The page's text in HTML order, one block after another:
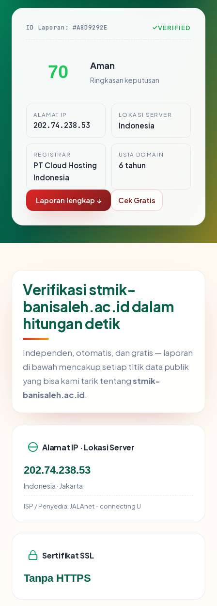
ID Laporan: #A8D9292E VERIFIED
70 Aman
Ringkasan keputusan
ALAMAT IP
202.74.238.53
LOKASI SERVER
Indonesia
REGISTRAR
PT Cloud Hosting
Indonesia
USIA DOMAIN
6 tahun
Laporan lengkap ↓ Cek Gratis
Verifikasi stmik-
banisaleh.ac.id dalam
hitungan detik
Independen, otomatis, dan gratis — laporan
di bawah mencakup setiap titik data publik
yang bisa kami tarik tentangstmik-
banisaleh.ac.id.
Alamat IP · Lokasi Server
202.74.238.53
Indonesia · Jakarta
ISP / Penyedia: JALAnet - connecting U
Sertifikat SSL
Tanpa HTTPS